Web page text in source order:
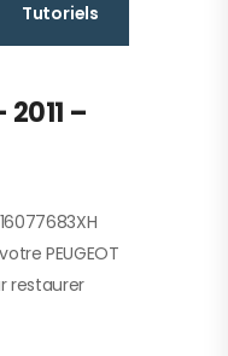
Tutoriels
–
PEUGEOT
restaurer